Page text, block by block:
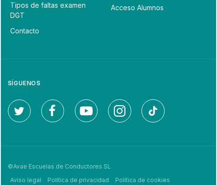
Tipos de faltas examen
DGT
Contacto
Acceso Alumnos
SÍGUENOS
©Avae Escuelas de Conductores SL
Aviso legal
Política de privacidad Política de cookies